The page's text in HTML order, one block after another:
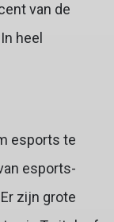
van de
heel
esports te
esports-
zijn grote